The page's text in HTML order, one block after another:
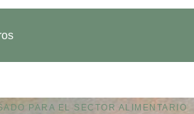
PARA EL SECTOR ALIMENTARIO